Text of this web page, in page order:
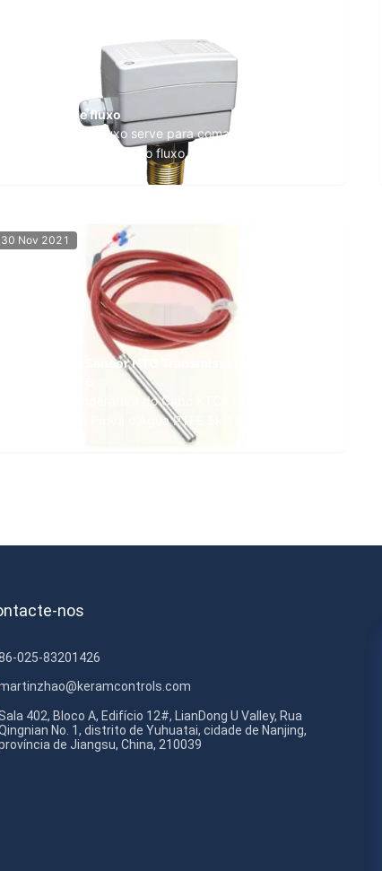
Interruptor de fluxo
O interruptor de fluxo serve para comandar o sistema
a mudar de acordo com o fluxo. Defina o limite
superior ou inferior para o interruptor de fluxo; quando
parar. Sistemas que geralmente ...
30 Nov 2021
PTFE 5K 10K Sensor NTC Transmissores 2 fios
Sensor de Temperatura do Cabo KTC111 Sensores de
Temperatura à Prova d'Água PTFE 5k 10k NTC PT100
PT1000 Saída de 2 Fios Sensor de temperatura da
nos
025-83201426
402, Bloco A, Edifício 12#, LianDong U Valley, Rua
No. 1, distrito de Yuhuatai, cidade de Nanjing,
de Jiangsu, China, 210039